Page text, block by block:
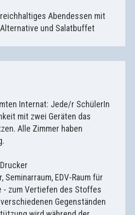
Abendessen mit
und Salatbuffet
Internat: Jede/r SchülerIn
mit zwei Geräten das
Alle Zimmer haben
Seminarraum, EDV-Raum für
- zum Vertiefen des Stoffes
Gegenständen